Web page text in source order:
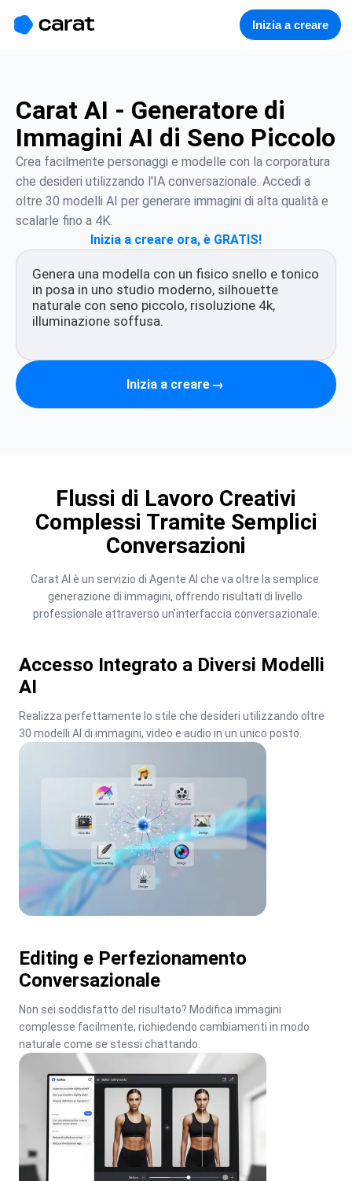
Inizia a creare
Carat AI - Generatore di
Immagini AI di Seno Piccolo
Crea facilmente personaggi e modelle con la corporatura
che desideri utilizzando l'IA conversazionale. Accedi a
oltre 30 modelli AI per generare immagini di alta qualità e
scalarle fino a 4K.
Inizia a creare ora, è GRATIS!
Inizia a creare →
Flussi di Lavoro Creativi
Complessi Tramite Semplici
Conversazioni
Carat AI è un servizio di Agente AI che va oltre la semplice
generazione di immagini, offrendo risultati di livello
professionale attraverso un'interfaccia conversazionale.
Accesso Integrato a Diversi Modelli
AI
Realizza perfettamente lo stile che desideri utilizzando oltre
30 modelli AI di immagini, video e audio in un unico posto.
Editing e Perfezionamento
Conversazionale
Non sei soddisfatto del risultato? Modifica immagini
complesse facilmente, richiedendo cambiamenti in modo
naturale come se stessi chattando.